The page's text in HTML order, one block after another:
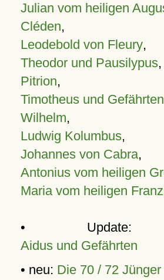
Julian vom heiligen
Cléden,
Leodebold von Fleury,
Theodor und Pausilypus,
Pitrion,
Timotheus und Gefährten
Wilhelm,
Ludwig Kolumbus,
Johannes von Cabra,
Antonius vom heiligen
Maria vom heiligen
•
Aidus und Gefährten
• neu: Die 70 / 72